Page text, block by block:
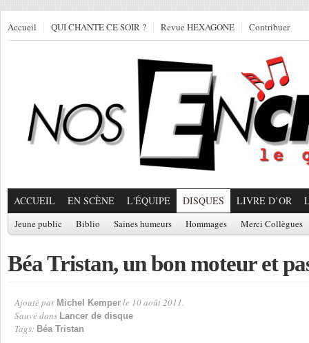
Accueil QUI CHANTE CE SOIR ? Revue HEXAGONE Contribuer
ACCUEIL EN SCÈNE L'ÉQUIPE DISQUES LIVRE D’OR
Jeune public Biblio Saines humeurs Hommages Merci Collègues
Béa Tristan, un bon moteur et
Ajouté par Michel Kemper le 10 août 2011.
Sauvé dans Lancer de disque
Tags: Béa Tristan